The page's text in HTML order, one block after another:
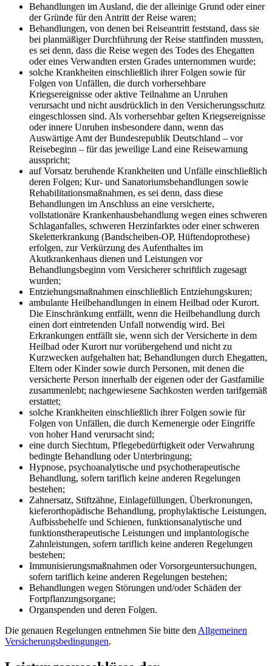
Behandlungen im Ausland, die der alleinige Grund oder einer
der Gründe für den Antritt der Reise waren;
Behandlungen, von denen bei Reiseantritt feststand, dass sie
bei planmäßiger Durchführung der Reise stattfinden mussten,
es sei denn, dass die Reise wegen des Todes des Ehegatten
oder eines Verwandten ersten Grades unternommen wurde;
solche Krankheiten einschließlich ihrer Folgen sowie für
Folgen von Unfällen, die durch vorhersehbare
Kriegsereignisse oder aktive Teilnahme an Unruhen
verursacht und nicht ausdrücklich in den Versicherungsschutz
eingeschlossen sind. Als vorhersehbar gelten Kriegsereignisse
oder innere Unruhen insbesondere dann, wenn das
Auswärtige Amt der Bundesrepublik Deutschland – vor
Reisebeginn – für das jeweilige Land eine Reisewarnung
ausspricht;
auf Vorsatz beruhende Krankheiten und Unfälle einschließlich
deren Folgen; Kur- und Sanatoriumsbehandlungen sowie
Rehabilitationsmaßnahmen, es sei denn, dass diese
Behandlungen im Anschluss an eine versicherte,
vollstationäre Krankenhausbehandlung wegen eines schweren
Schlaganfalles, schweren Herzinfarktes oder einer schweren
Skeletterkrankung (Bandscheiben-OP, Hüftendoprothese)
erfolgen, zur Verkürzung des Aufenthaltes im
Akutkrankenhaus dienen und Leistungen vor
Behandlungsbeginn vom Versicherer schriftlich zugesagt
wurden;
Entziehungsmaßnahmen einschließlich Entziehungskuren;
ambulante Heilbehandlungen in einem Heilbad oder Kurort.
Die Einschränkung entfällt, wenn die Heilbehandlung durch
einen dort eintretenden Unfall notwendig wird. Bei
Erkrankungen entfällt sie, wenn sich der Versicherte in dem
Heilbad oder Kurort nur vorübergehend und nicht zu
Kurzwecken aufgehalten hat; Behandlungen durch Ehegatten,
Eltern oder Kinder sowie durch Personen, mit denen die
versicherte Person innerhalb der eigenen oder der Gastfamilie
zusammenlebt; nachgewiesene Sachkosten werden tarifgemäß
erstattet;
solche Krankheiten einschließlich ihrer Folgen sowie für
Folgen von Unfällen, die durch Kernenergie oder Eingriffe
von hoher Hand verursacht sind;
eine durch Siechtum, Pflegebedürftigkeit oder Verwahrung
bedingte Behandlung oder Unterbringung;
Hypnose, psychoanalytische und psychotherapeutische
Behandlung, sofern tariflich keine anderen Regelungen
bestehen;
Zahnersatz, Stiftzähne, Einlagefüllungen, Überkronungen,
kieferorthopädische Behandlung, prophylaktische Leistungen,
Aufbissbehelfe und Schienen, funktionsanalytische und
funktionstherapeutische Leistungen und implantologische
Zahnleistungen, sofern tariflich keine anderen Regelungen
bestehen;
Immunisierungsmaßnahmen oder Vorsorgeuntersuchungen,
sofern tariflich keine anderen Regelungen bestehen;
Behandlungen wegen Störungen und/oder Schäden der
Fortpflanzungsorgane;
Organspenden und deren Folgen.
Die genauen Regelungen entnehmen Sie bitte den Allgemeinen
Versicherungsbedingungen.